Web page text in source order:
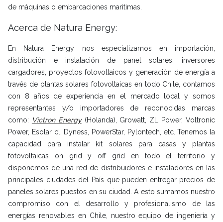
de máquinas o embarcaciones maritimas.
Acerca de Natura Energy:
En Natura Energy nos especializamos en importación,
distribución e instalación de panel solares, inversores
cargadores, proyectos fotovoltaicos y generación de energía a
través de plantas solares fotovoltaicas en todo Chile, contamos
con 8 años de experiencia en el mercado local y somos
representantes y/o importadores de reconocidas marcas
como: Victron Energy(Holanda), Growatt, ZL Power, Voltronic
Power, Esolar cl, Dyness, PowerStar, Pylontech, etc. Tenemos la
capacidad para instalar kit solares para casas y plantas
fotovoltaicas on grid y off grid en todo el territorio y
disponemos de una red de distribuidores e instaladores en las
principales ciudades del País que pueden entregar precios de
paneles solares puestos en su ciudad. A esto sumamos nuestro
compromiso con el desarrollo y profesionalismo de las
energías renovables en Chile, nuestro equipo de ingeniería y